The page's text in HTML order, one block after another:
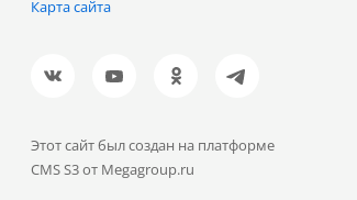
Карта сайта
Этот сайт был создан на платформе
CMS S3 от Megagroup.ru